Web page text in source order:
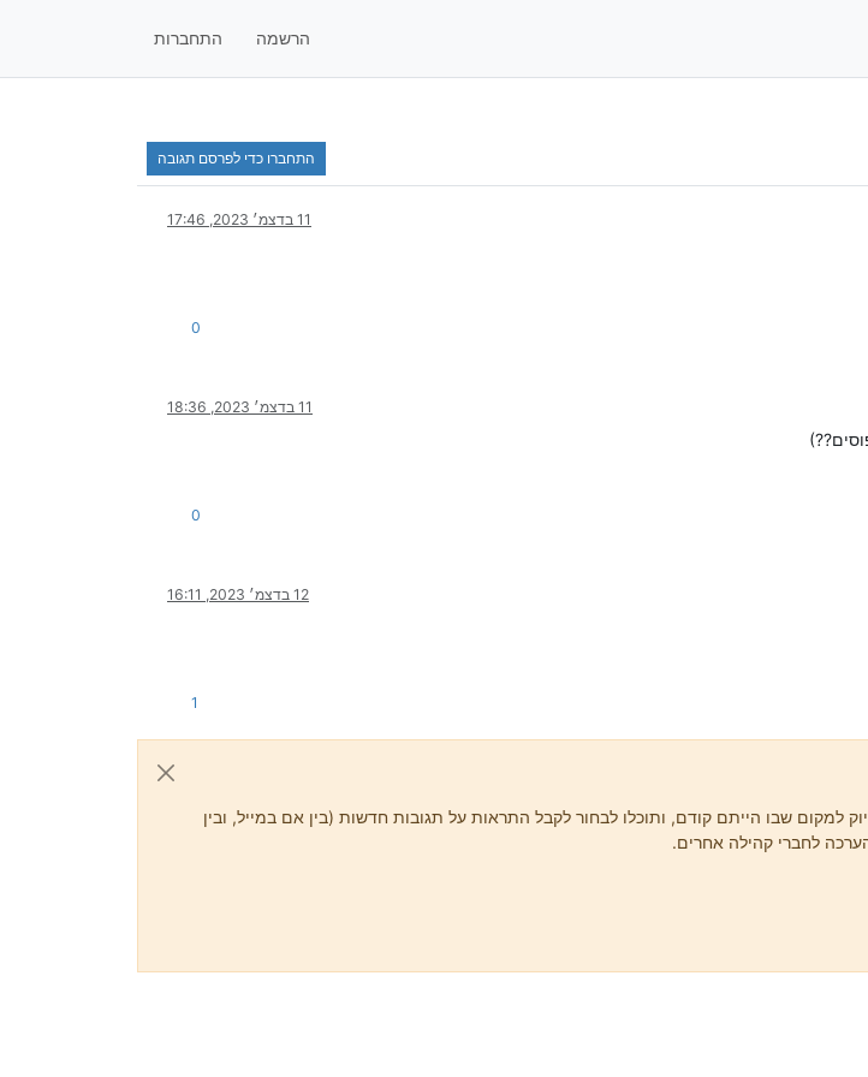
הרשמה התחברות
התחברו כדי לפרסם תגובה
11 בדצמ׳ 2023, 17:46
0
11 בדצמ׳ 2023, 18:36
0
12 בדצמ׳ 2023, 16:11
1
למקום שבו הייתם קודם, ותוכלו לבחור לקבל התראות על תגובות חדשות (בין אם במייל, ובין